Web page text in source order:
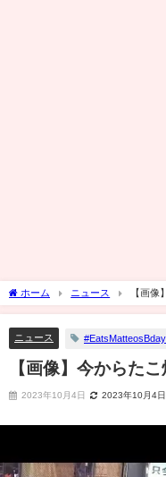
ホーム ニュース 【画
ニュース
【画像】今からた
2023年10月4日 2023年10月4日